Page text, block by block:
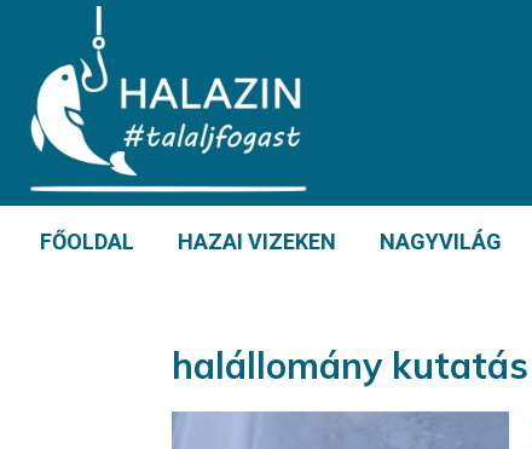
FŐOLDAL HAZAI VIZEKEN NAGYVILÁG
halállomány kutatás